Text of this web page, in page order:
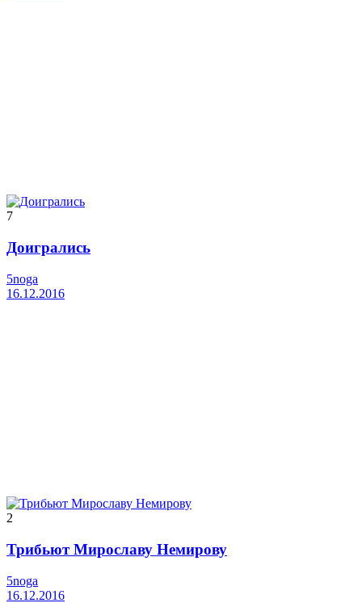
7
Доигрались
5noga
16.12.2016
2
Трибьют Мирославу Немирову
5noga
16.12.2016